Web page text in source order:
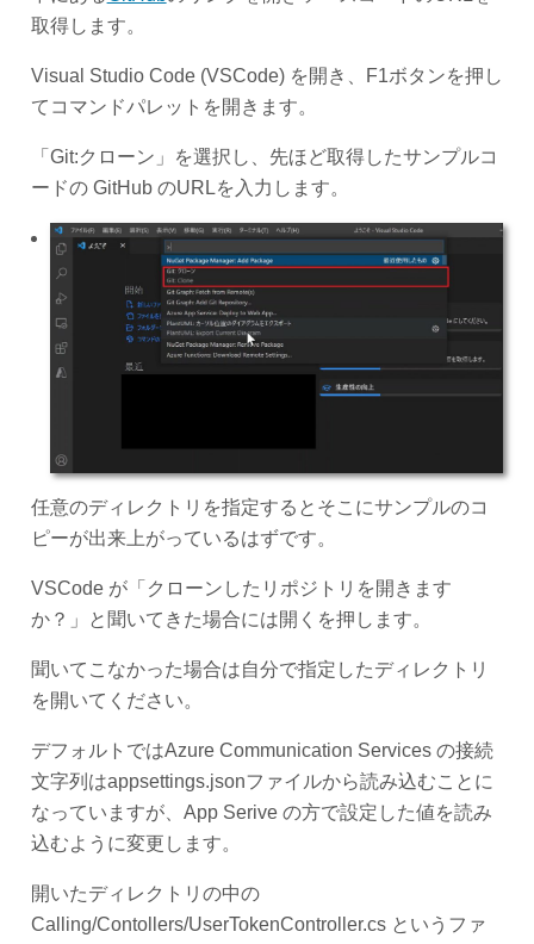
取得します。
Visual Studio Code (VSCode) を開き、F1ボタンを押し
てコマンドパレットを開きます。
「Git:クローン」を選択し、先ほど取得したサンプルコ
ードの GitHub のURLを入力します。
任意のディレクトリを指定するとそこにサンプルのコ
ピーが出来上がっているはずです。
VSCode が「クローンしたリポジトリを開きます
か？」と聞いてきた場合には開くを押します。
聞いてこなかった場合は自分で指定したディレクトリ
を開いてください。
デフォルトではAzure Communication Services の接続
文字列はappsettings.jsonファイルから読み込むことに
なっていますが、App Serive の方で設定した値を読み
込むように変更します。
開いたディレクトリの中の
Calling/Contollers/UserTokenController.cs というファ